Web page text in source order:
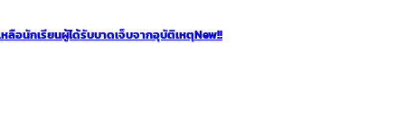
ลือนักเรียนผู้ได้รับบาดเจ็บจากอุบัติเหตุNew!!